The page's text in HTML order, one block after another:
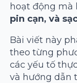
hoạt động mà
pin cạn, và
Bài viết này
theo từng
các yếu tố
và hướng dẫn